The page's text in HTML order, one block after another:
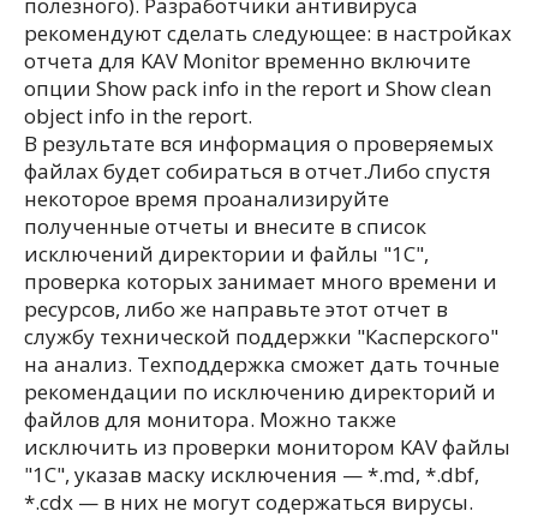
рекомендуют сделать следующее: в настройках
отчета для KAV Monitor временно включите
опции Show pack info in the report и Show clean
object info in the report.
В результате вся информация о проверяемых
файлах будет собираться в отчет.Либо спустя
некоторое время проанализируйте
полученные отчеты и внесите в список
исключений директории и файлы "1C",
проверка которых занимает много времени и
ресурсов, либо же направьте этот отчет в
службу технической поддержки "Касперского"
на анализ. Техподдержка сможет дать точные
рекомендации по исключению директорий и
файлов для монитора. Можно также
исключить из проверки монитором KAV файлы
"1С", указав маску исключения — *.md, *.dbf,
*.cdx — в них не могут содержаться вирусы.